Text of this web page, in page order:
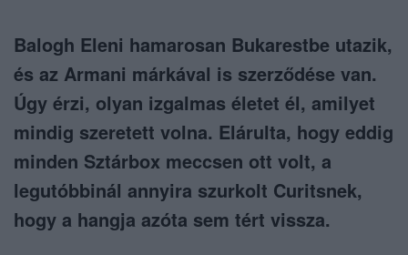
Balogh Eleni hamarosan Bukarestbe utazik,
és az Armani márkával is szerződése van.
Úgy érzi, olyan izgalmas életet él, amilyet
mindig szeretett volna. Elárulta, hogy eddig
minden Sztárbox meccsen ott volt, a
legutóbbinál annyira szurkolt Curitsnek,
hogy a hangja azóta sem tért vissza.